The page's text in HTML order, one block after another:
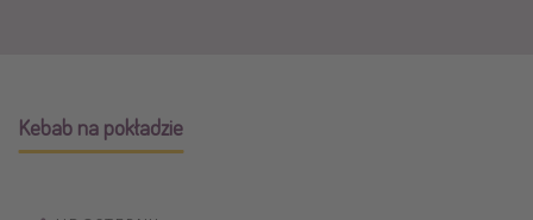
Rodzaj wyjazdu
Kebab na pokładzie